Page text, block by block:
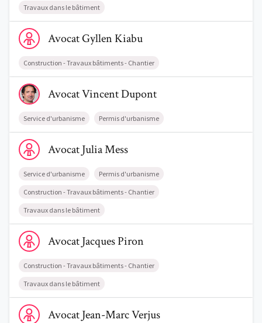
Trouve un avocat
Blog
Comment nous vous aidons
Qui sommes-nous
Une start-up 100% indépendante
Travaux dans le bâtiment
Voir le profil de AvocatGyllen Kiabu
AvocatGyllen Kiabu
Construction - Travaux bâtiments - Chantier
Voir le profil de AvocatVincent Dupont
AvocatVincentDupont
Service d'urbanisme Permis d'urbanisme
Voir le profil de AvocatJulia Mess
AvocatJuliaMess
Service d'urbanisme Permis d'urbanisme
Construction - Travaux bâtiments - Chantier
Travaux dans le bâtiment
Voir le profil de AvocatJacques Piron
AvocatJacquesPiron
Construction - Travaux bâtiments - Chantier
Travaux dans le bâtiment
Voir le profil de AvocatJean-Marc Verjus
AvocatJean-MarcVerjus